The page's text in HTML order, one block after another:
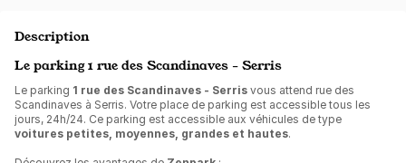
Description
Le parking 1 rue des Scandinaves - Serris
Le parking 1 rue des Scandinaves - Serris vous attend rue des
Scandinaves à Serris. Votre place de parking est accessible tous les
jours, 24h/24. Ce parking est accessible aux véhicules de type
voitures petites, moyennes, grandes et hautes.